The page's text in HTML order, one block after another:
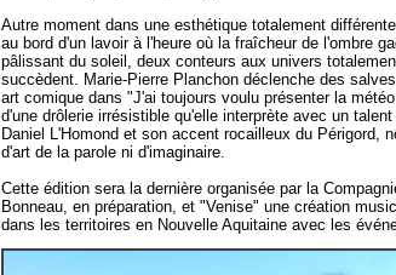
Autre moment dans une esthétique totalement
au bord d'un lavoir à l'heure où la fraîcheur de l'ombre
pâlissant du soleil, deux conteurs aux univers
succèdent. Marie-Pierre Planchon déclenche des
art comique dans "J'ai toujours voulu présenter la
d'une drôlerie irrésistible qu'elle interprète avec un
Daniel L'Homond et son accent rocailleux du Périgord,
d'art de la parole ni d'imaginaire.
Cette édition sera la dernière organisée par la
Bonneau, en préparation, et "Venise" une création
dans les territoires en Nouvelle Aquitaine avec les